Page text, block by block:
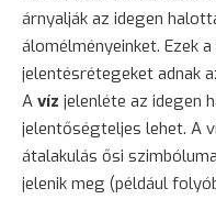
árnyalják az idegen
álomélményeinket. Ezek
jelentésrétegeket adnak
A víz jelenléte az idegen
jelentőségteljes lehet. A
átalakulás ősi
jelenik meg (például